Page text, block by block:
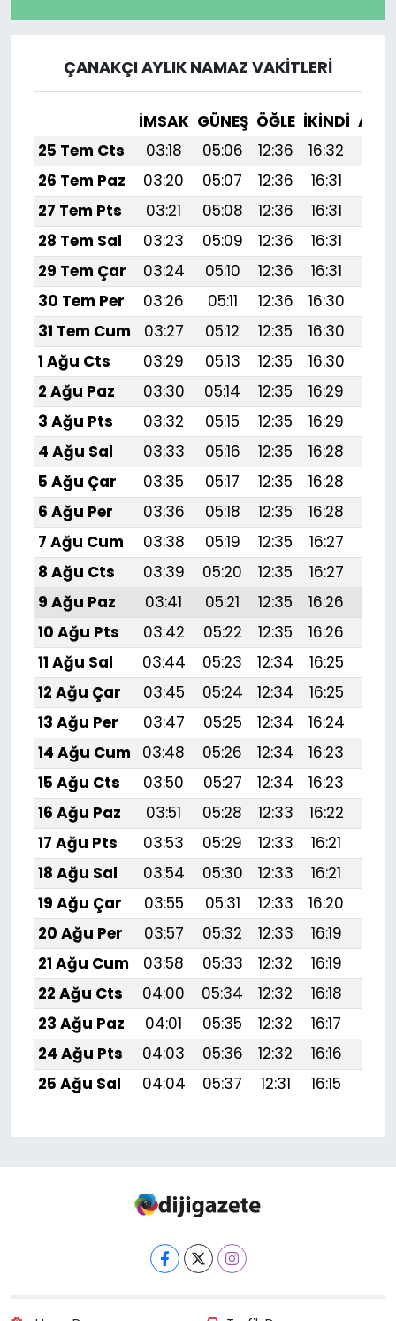
ÇANAKÇI AYLIK NAMAZ VAKITLERI
İMSAK GÜNEŞ ÖĞLE İKINDI
25 Tem Cts
03:18 05:06 12:36 16:32
26 Tem Paz
03:20 05:07 12:36 16:31
27 Tem Pts
03:21 05:08 12:36 16:31
28 Tem Sal
03:23 05:09 12:36 16:31
29 Tem Çar
03:24 05:10 12:36 16:31
30 Tem Per
03:26 05:11 12:36 16:30
31 Tem Cum
03:27 05:12 12:35 16:30
1 Ağu Cts
03:29 05:13 12:35 16:30
2 Ağu Paz
03:30 05:14 12:35 16:29
3 Ağu Pts
03:32 05:15 12:35 16:29
4 Ağu Sal
03:33 05:16 12:35 16:28
5 Ağu Çar
03:35 05:17 12:35 16:28
6 Ağu Per
03:36 05:18 12:35 16:28
7 Ağu Cum
03:38 05:19 12:35 16:27
8 Ağu Cts
03:39 05:20 12:35 16:27
9 Ağu Paz
03:41 05:21 12:35 16:26
10 Ağu Pts
03:42 05:22 12:35 16:26
11 Ağu Sal
03:44 05:23 12:34 16:25
12 Ağu Çar
03:45 05:24 12:34 16:25
13 Ağu Per
03:47 05:25 12:34 16:24
14 Ağu Cum
03:48 05:26 12:34 16:23
15 Ağu Cts
03:50 05:27 12:34 16:23
16 Ağu Paz
03:51 05:28 12:33 16:22
17 Ağu Pts
03:53 05:29 12:33 16:21
18 Ağu Sal
03:54 05:30 12:33 16:21
19 Ağu Çar
03:55 05:31 12:33 16:20
20 Ağu Per
03:57 05:32 12:33 16:19
21 Ağu Cum
03:58 05:33 12:32 16:19
22 Ağu Cts
04:00 05:34 12:32 16:18
23 Ağu Paz
04:01 05:35 12:32 16:17
24 Ağu Pts
04:03 05:36 12:32 16:16
25 Ağu Sal
04:04 05:37 12:31 16:15